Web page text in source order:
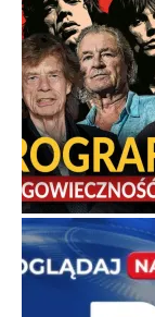
Niewykonalne
Uczestnicy
szacunek,